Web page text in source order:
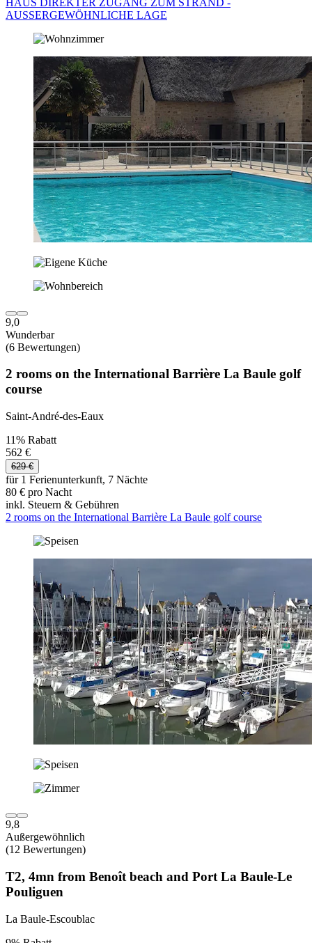
AUSSERGEWÖHNLICHE LAGE
9,0
Wunderbar
(6 Bewertungen)
2 rooms on the International Barrière La Baule golf
course
Saint-André-des-Eaux
11% Rabatt
562 €
629 €
für 1 Ferienunterkunft, 7 Nächte
80 € pro Nacht
inkl. Steuern & Gebühren
2 rooms on the International Barrière La Baule golf course
9,8
Außergewöhnlich
(12 Bewertungen)
T2, 4mn from Benoît beach and Port La Baule-Le
Pouliguen
La Baule-Escoublac